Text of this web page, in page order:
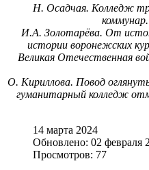
Н. Осадчая. Колледж
И.А. Золотарёва. От
истории воронежских
Великая Отечественная
О. Кириллова. Повод
гуманитарный колледж
14 марта 2024
Обновлено: 02 февраля
Просмотров: 77